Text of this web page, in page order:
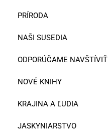
PRÍRODA
NAŠI SUSEDIA
ODPORÚČAME NAVŠTÍVIŤ
NOVÉ KNIHY
KRAJINA A ĽUDIA
JASKYNIARSTVO